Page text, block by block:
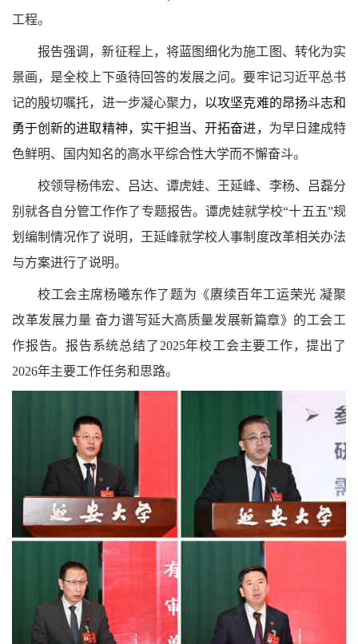
工程。
报告强调，新征程上，将蓝图细化为施工图、转化为实
景画，是全校上下亟待回答的发展之问。要牢记习近平总书
记的殷切嘱托，进一步凝心聚力， 以攻坚克难的昂扬斗志和
勇于创新的进取精神，实干担当、开拓奋进， 为早日建成特
色鲜明、国内知名的高水平综合性大学而不懈奋斗。
校领导杨伟宏、吕达、谭虎娃、王延峰、李杨、吕磊分
别就各自分管工作作了专题报告。谭虎娃就学校“十五五”规
划编制情况作了说明，王延峰就学校人事制度改革相关办法
与方案进行了说明。
校工会主席杨曦东作了题为《赓续百年工运荣光 凝聚
改革发展力量 奋力谱写延大高质量发展新篇章》的工会工
作报告。报告系统总结了 2025年校工会主要工作，提出了
2026年主要工作任务和思路。